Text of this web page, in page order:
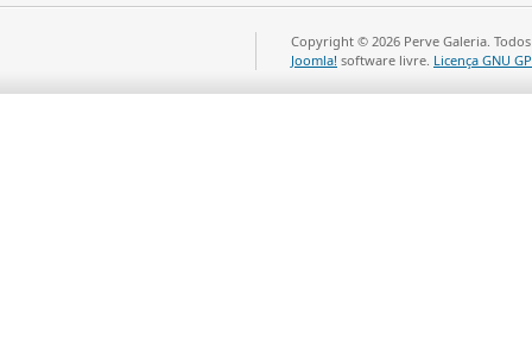
Copyright © 2026 Perve Galeria.
Joomla! software livre. Licença GNU